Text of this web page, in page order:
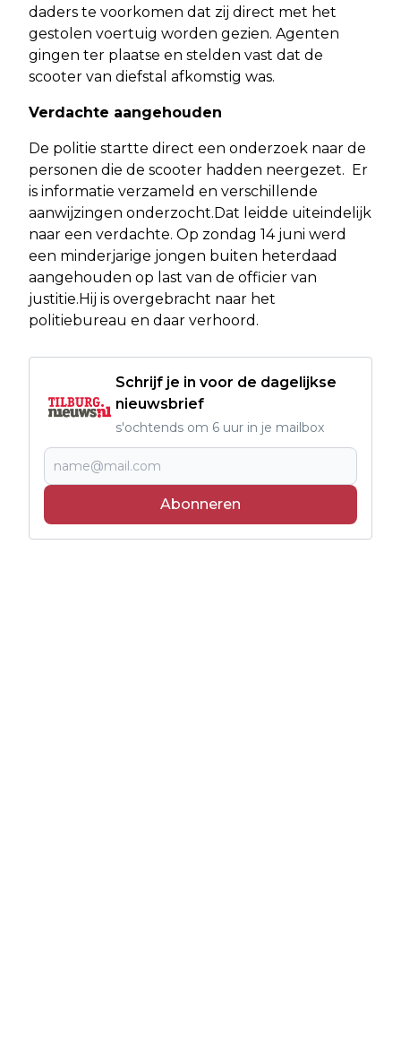
daders te voorkomen dat zij direct met het
gestolen voertuig worden gezien. Agenten
gingen ter plaatse en stelden vast dat de
scooter van diefstal afkomstig was.
Verdachte aangehouden
De politie startte direct een onderzoek naar de
personen die de scooter hadden neergezet. Er
is informatie verzameld en verschillende
aanwijzingen onderzocht.Dat leidde uiteindelijk
naar een verdachte. Op zondag 14 juni werd
een minderjarige jongen buiten heterdaad
aangehouden op last van de officier van
justitie.Hij is overgebracht naar het
politiebureau en daar verhoord.
Schrijf je in voor de dagelijkse
nieuwsbrief
s'ochtends om 6 uur in je mailbox
Abonneren